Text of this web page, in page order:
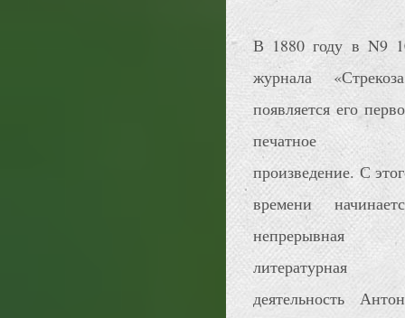
В 1880 году в N9
журнала
появляется его
печатное
произведение. С
времени
непрерывная
литературная
деятельность